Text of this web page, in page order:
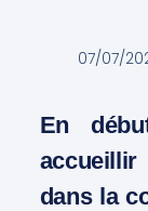
07/07/
En
dans la